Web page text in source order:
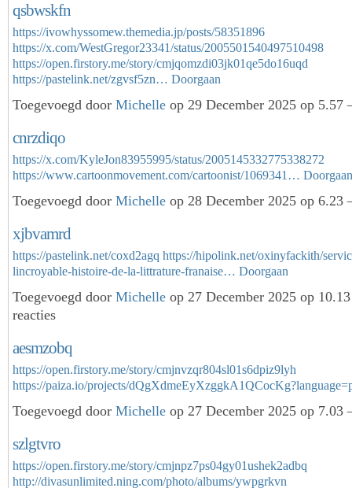
qsbwskfn
https://ivowhyssomew.themedia.jp/posts/58351896
https://x.com/WestGregor23341/status/2005501540497510498
https://open.firstory.me/story/cmjqomzdi03jk01qe5do16uqd
https://pastelink.net/zgvsf5zn… Doorgaan
Toegevoegd door Michelle op 29 December 2025 op 5.57
cnrzdiqo
https://x.com/KyleJon83955995/status/2005145332775338272
https://www.cartoonmovement.com/cartoonist/1069341… Doorgaan
Toegevoegd door Michelle op 28 December 2025 op 6.23
xjbvamrd
https://pastelink.net/coxd2agq https://hipolink.net/oxinyfackith/
lincroyable-histoire-de-la-littrature-franaise… Doorgaan
Toegevoegd door Michelle op 27 December 2025 op
reacties
aesmzobq
https://open.firstory.me/story/cmjnvzqr804sl01s6dpiz9lyh
https://paiza.io/projects/
Toegevoegd door Michelle op 27 December 2025 op 7.03
szlgtvro
https://open.firstory.me/story/cmjnpz7ps04gy01ushek2adbq
http://divasunlimited.ning.com/photo/albums/ywpgrkvn